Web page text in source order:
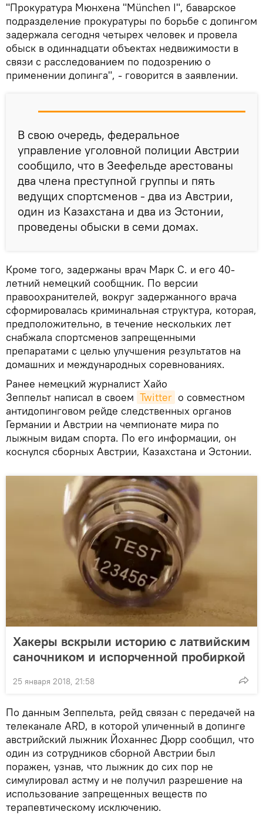
"Прокуратура Мюнхена "München I", баварское
подразделение прокуратуры по борьбе с допингом
задержала сегодня четырех человек и провела
обыск в одиннадцати объектах недвижимости в
связи с расследованием по подозрению о
применении допинга", - говорится в заявлении.
В свою очередь, федеральное
управление уголовной полиции Австрии
сообщило, что в Зеефельде арестованы
два члена преступной группы и пять
ведущих спортсменов - два из Австрии,
один из Казахстана и два из Эстонии,
проведены обыски в семи домах.
Кроме того, задержаны врач Марк С. и его 40-
летний немецкий сообщник. По версии
правоохранителей, вокруг задержанного врача
сформировалась криминальная структура, которая,
предположительно, в течение нескольких лет
снабжала спортсменов запрещенными
препаратами с целью улучшения результатов на
домашних и международных соревнованиях.
Ранее немецкий журналист Хайо
Зеппельт написал в своем Twitter о совместном
антидопинговом рейде следственных органов
Германии и Австрии на чемпионате мира по
лыжным видам спорта. По его информации, он
коснулся сборных Австрии, Казахстана и Эстонии.
Хакеры вскрыли историю с латвийским
саночником и испорченной пробиркой
25 января 2018, 21:58
По данным Зеппельта, рейд связан с передачей на
телеканале ARD, в которой уличенный в допинге
австрийский лыжник Йоханнес Дюрр сообщил, что
один из сотрудников сборной Австрии был
поражен, узнав, что лыжник до сих пор не
симулировал астму и не получил разрешение на
использование запрещенных веществ по
терапевтическому исключению.